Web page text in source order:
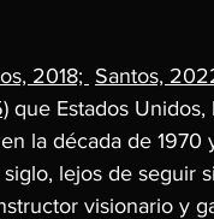
2018; Santos,
que Estados Unidos,
la década de 1970
lejos de seguir
visionario y